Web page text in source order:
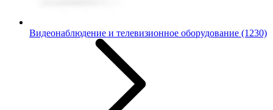
Видеонаблюдение и телевизионное оборудование (1230)